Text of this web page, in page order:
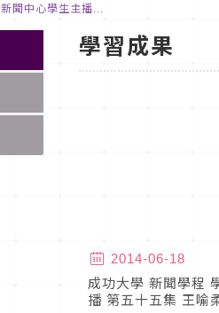
新聞中心學生主播...
學習成果
2014-06-18
成功大學 新聞學程
播 第五十五集 王喻